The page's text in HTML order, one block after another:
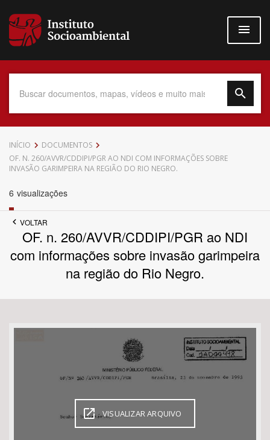
para
conteúdo
Data do Documento
Bioma / Bacia
Tema
INÍCIO
DOCUMENTOS
OF. N. 260/AVVR/CDDIPI/PGR AO NDI COM INFORMAÇÕES SOBRE
INVASÃO GARIMPEIRA NA REGIÃO DO RIO NEGRO.
6 visualizações
VOLTAR
OF. n. 260/AVVR/CDDIPI/PGR ao NDI
com informações sobre invasão garimpeira
na região do Rio Negro.
VISUALIZAR ARQUIVO